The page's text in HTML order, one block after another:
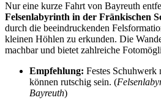
Nur eine kurze Fahrt von Bayreuth
Felsenlabyrinth in der Fränkischen
durch die beeindruckenden
kleinen Höhlen zu erkunden. Die
machbar und bietet zahlreiche
Empfehlung: Festes Schuhwerk
können rutschig sein. (
Bayreuth)